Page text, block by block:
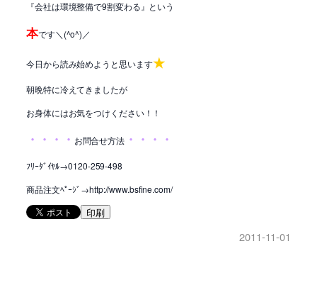
『会社は環境整備で9割変わる』という
本です＼(^o^)／
今日から読み始めようと思います★
朝晩特に冷えてきましたが
お身体にはお気をつけください！！
・・・・ お問合せ方法 ・・・・
ﾌﾘｰﾀﾞｲﾔﾙ→0120-259-498
商品注文ﾍﾟｰｼﾞ→http://www.bsfine.com/
印刷
2011-11-01